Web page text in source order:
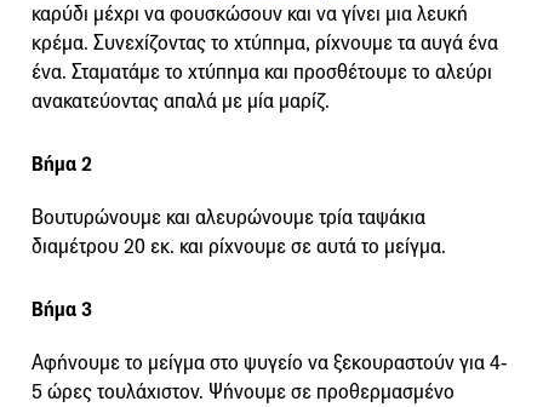
καρύδι μέχρι να φουσκώσουν και να γίνει μια λευκή
κρέμα. Συνεχίζοντας το χτύπημα, ρίχνουμε τα αυγά ένα
ένα. Σταματάμε το χτύπημα και προσθέτουμε το αλεύρι
ανακατεύοντας απαλά με μία μαρίζ.
Βήμα 2
Βουτυρώνουμε και αλευρώνουμε τρία ταψάκια
διαμέτρου 20 εκ. και ρίχνουμε σε αυτά το μείγμα.
Βήμα 3
Αφήνουμε το μείγμα στο ψυγείο να ξεκουραστούν για 4-
5 ώρες τουλάχιστον. Ψήνουμε σε προθερμασμένο